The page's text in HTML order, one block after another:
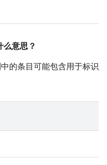
意思？
的条目可能包含用于标识